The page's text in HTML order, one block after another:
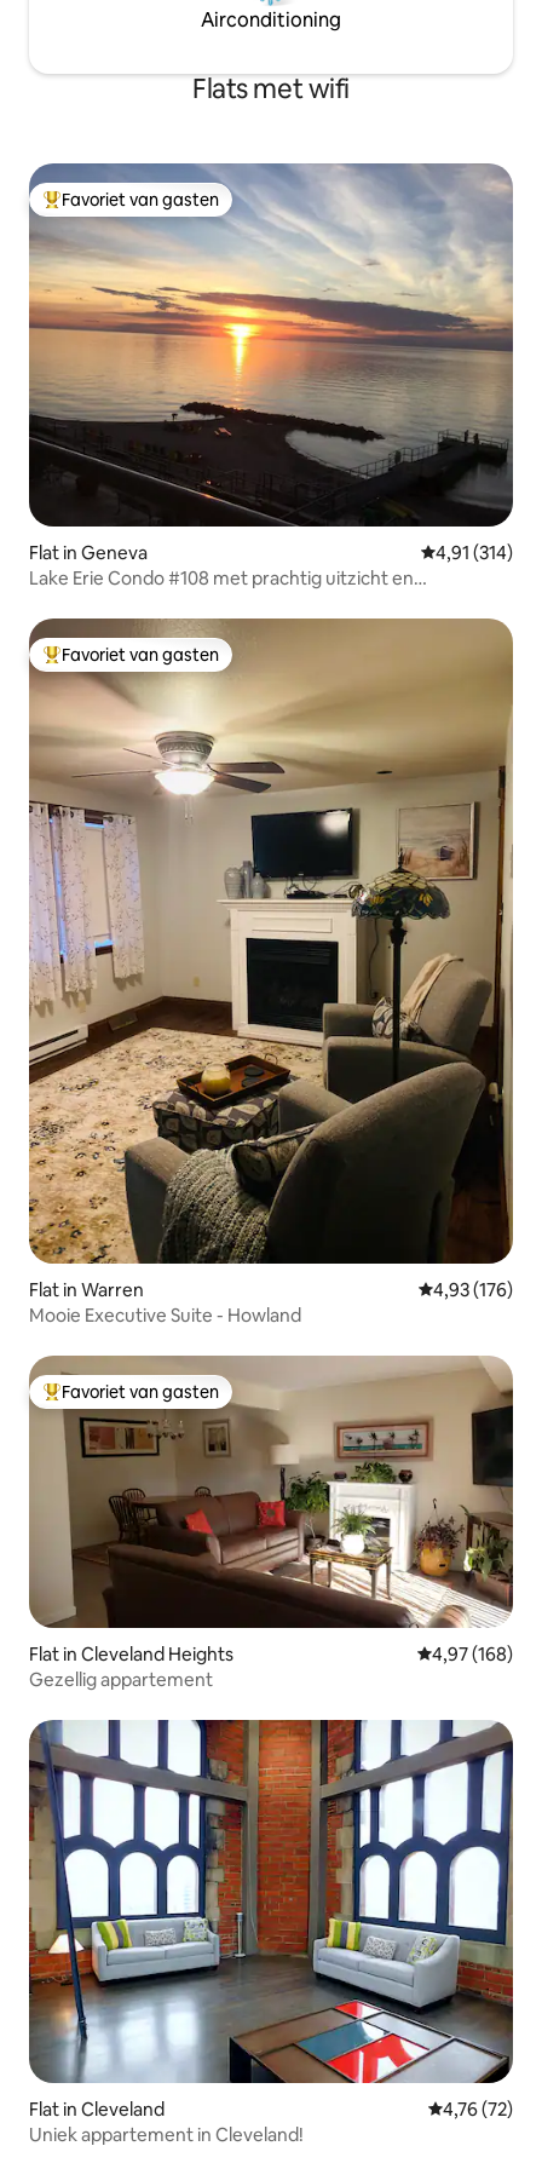
Airconditioning
Flats met wifi
Topfavoriet van gasten
Favoriet van gasten
Flat in Geneva Gemiddelde
4,91 (314)
Lake Erie Condo #108 met prachtig uitzicht en
Topfavoriet van gasten
Favoriet van gasten
Flat in Warren Gemiddelde
4,93 (176)
Mooie Executive Suite - Howland
Topfavoriet van gasten
Favoriet van gasten
Flat in Cleveland Heights Gemiddelde
4,97 (168)
Gezellig appartement
Flat in Cleveland Gemiddelde
4,76 (72)
Uniek appartement in Cleveland!